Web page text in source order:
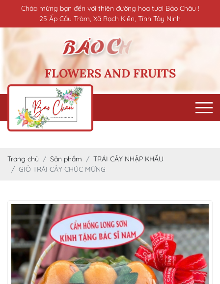
Chào mừng bạn đến với thiên đường hoa tươi Bảo Châu !
25 Ấp Cầu Tràm, Xã Rạch Kiến, Tỉnh Tây Ninh
FLOWERS AND FRUITS
Trang chủ Sản phẩm
TRÁI CÂY NHẬP KHẨU
GIỎ TRÁI CÂY CHÚC MỪNG